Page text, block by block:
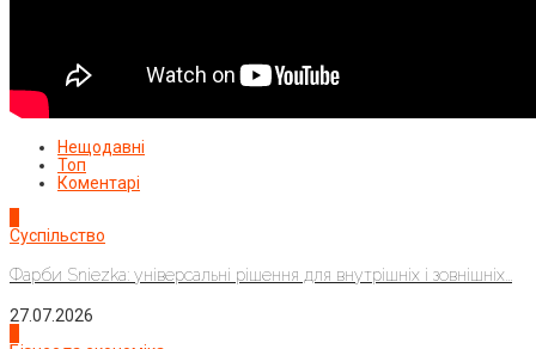
Нещодавні
Топ
Коментарі
Суспільство
Фарби Sniezka: універсальні рішення для внутрішніх і зовнішніх...
27.07.2026